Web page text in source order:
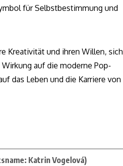
für Selbstbestimmung und
Kreativität und ihren Willen, sich
auf die moderne Pop-
das Leben und die Karriere von
Katrin Vogelová)